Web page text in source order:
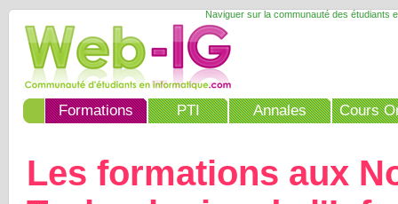
Naviguer sur la communauté des étudiants
Formations PTI Annales Cours
Les formations aux